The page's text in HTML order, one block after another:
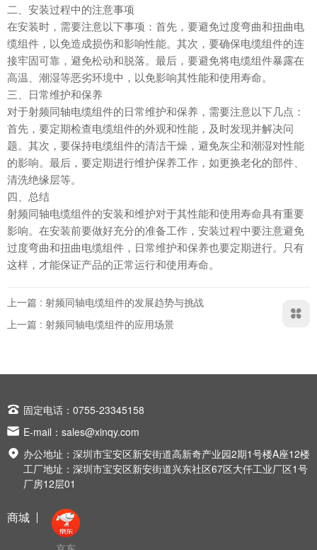
二、安装过程中的注意事项
在安装时，需要注意以下事项：首先，要避免过度弯曲和扭曲电
缆组件，以免造成损伤和影响性能。其次，要确保电缆组件的连
接牢固可靠，避免松动和脱落。最后，要避免将电缆组件暴露在
高温、潮湿等恶劣环境中，以免影响其性能和使用寿命。
三、日常维护和保养
对于射频同轴电缆组件的日常维护和保养，需要注意以下几点：
首先，要定期检查电缆组件的外观和性能，及时发现并解决问
题。其次，要保持电缆组件的清洁干燥，避免灰尘和潮湿对性能
的影响。最后，要定期进行维护保养工作，如更换老化的部件、
清洗绝缘层等。
四、总结
射频同轴电缆组件的安装和维护对于其性能和使用寿命具有重要
影响。在安装前要做好充分的准备工作，安装过程中要注意避免
过度弯曲和扭曲电缆组件，日常维护和保养也要定期进行。只有
这样，才能保证产品的正常运行和使用寿命。
上一篇 : 射频同轴电缆组件的发展趋势与挑战
上一篇 : 射频同轴电缆组件的应用场景
 固定电话：0755-23345158
 E-mail： sales@xinqy.com
 办公地址：深圳市宝安区新安街道高新奇产业园2期1号楼A座12楼
工厂地址：深圳市宝安区新安街道兴东社区67区大仟工业厂区1号
厂房12层01
商城